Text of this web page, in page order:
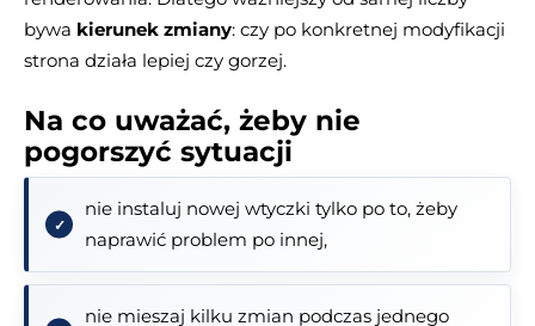
bywa kierunek zmiany: czy po konkretnej modyfikacji
strona działa lepiej czy gorzej.
Na co uważać, żeby nie
pogorszyć sytuacji
nie instaluj nowej wtyczki tylko po to, żeby
naprawić problem po innej,
nie mieszaj kilku zmian podczas jednego